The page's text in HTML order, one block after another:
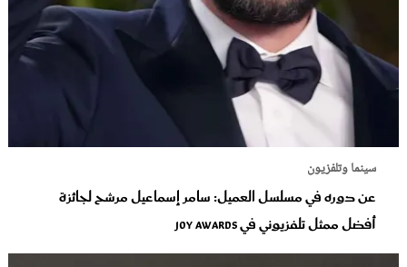
سينما وتلفزيون
عن دوره في مسلسل العميل: سامر إسماعيل مرشح لجائزة
أفضل ممثل تلفزيوني في Joy Awards